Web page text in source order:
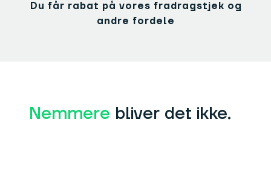
Du får rabat på vores fradragstjek og
andre fordele
Nemmere bliver det ikke.